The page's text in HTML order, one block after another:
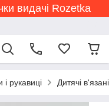
видачі Rozetka
і рукавиці Дитячі